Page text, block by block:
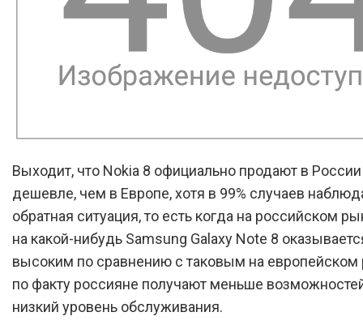
Выходит, что Nokia 8 официально продают в
дешевле, чем в Европе, хотя в 99% случаев
обратная ситуация, то есть когда на российском
на какой-нибудь Samsung Galaxy Note 8
высоким по сравнению с таковым на европейском
по факту россияне получают меньше
низкий уровень обслуживания.